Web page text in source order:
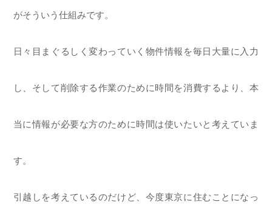
がそういう仕組みです。
日々目まぐるしく変わっていく物件情報を毎日大量に入力
し、そして削除する作業のために時間を消費するより、本
当に情報が必要な方のために時間は使いたいと考えていま
す。
引越しを考えているのだけど、今度東京に住むことになっ